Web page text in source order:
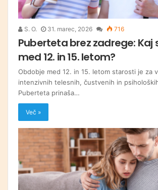
S. O. 31. marec, 2026 716
Puberteta brez zadrege: Kaj
med 12. in 15. letom?
Obdobje med 12. in 15. letom starosti je za
intenzivnih telesnih, čustvenih in
Puberteta prinaša…
Več »